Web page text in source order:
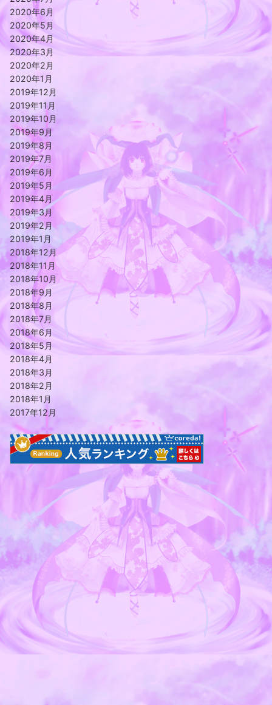
2020年6月
2020年5月
2020年4月
2020年3月
2020年2月
2020年1月
2019年12月
2019年11月
2019年10月
2019年9月
2019年8月
2019年7月
2019年6月
2019年5月
2019年4月
2019年3月
2019年2月
2019年1月
2018年12月
2018年11月
2018年10月
2018年9月
2018年8月
2018年7月
2018年6月
2018年5月
2018年4月
2018年3月
2018年2月
2018年1月
2017年12月